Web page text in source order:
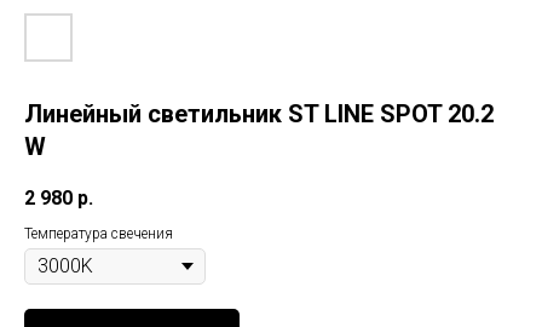
Линейный светильник ST LINE SPOT 20.2
W
2 980 р.
Температура свечения